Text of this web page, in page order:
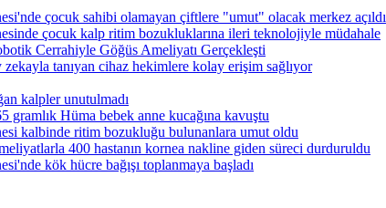
çocuk sahibi olamayan çiftlere "umut" olacak merkez açıldı
çocuk kalp ritim bozukluklarına ileri teknolojiyle müdahale
Cerrahiyle Göğüs Ameliyatı Gerçekleşti
tanıyan cihaz hekimlere kolay erişim sağlıyor
kalpler unutulmadı
gramlık Hüma bebek anne kucağına kavuştu
kalbinde ritim bozukluğu bulunanlara umut oldu
400 hastanın kornea nakline giden süreci durduruldu
kök hücre bağışı toplanmaya başladı